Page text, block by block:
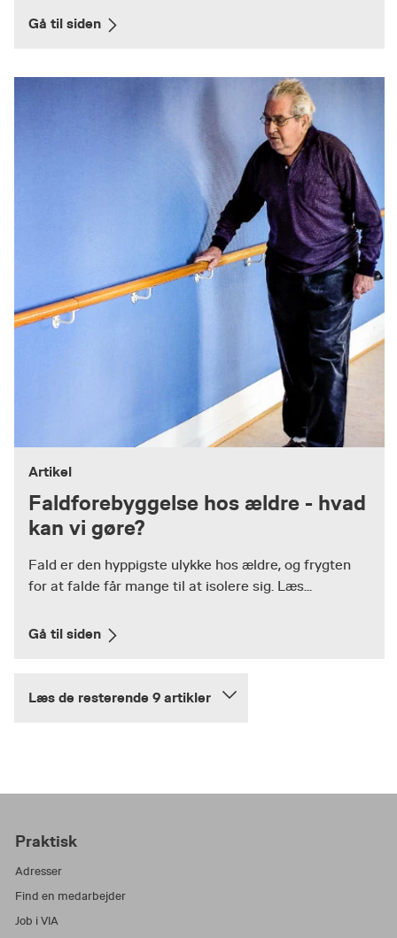
Gå til siden
Artikel
Faldforebyggelse hos ældre - hvad
kan vi gøre?
Fald er den hyppigste ulykke hos ældre, og frygten
for at falde får mange til at isolere sig. Læs...
Gå til siden
Læs de resterende 9 artikler
Praktisk
Adresser
Find en medarbejder
Job i VIA